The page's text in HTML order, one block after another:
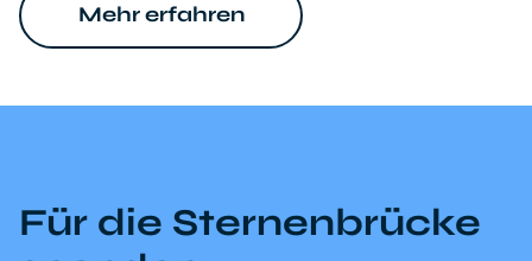
Mehr erfahren
Für die Sternenbrücke